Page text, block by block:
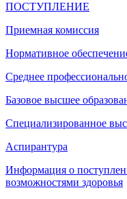
ПОСТУПЛЕНИЕ
Приемная комиссия
Нормативное
Среднее
Базовое высшее
Специализированное
Аспирантура
Информация о
возможностями здоровья